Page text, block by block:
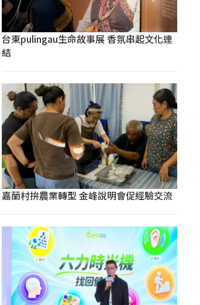
台東pulingau生命故事展 香氛串起文化連
結
嘉蘭村拚農業轉型 金峰說明會促經驗交流